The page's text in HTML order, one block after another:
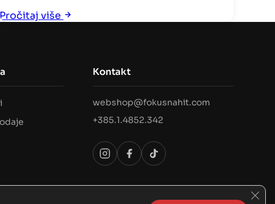
Pročitaj više
Kontakt
webshop@fokusnahit.com
+385.1.4852.342